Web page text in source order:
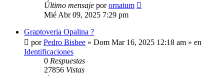
Último mensaje porornatum
Mié Abr 09, 2025 7:29 pm
Graptoveria Opalina ?
porPedro Bisbee » Dom Mar 16, 2025 12:18 am » en
Identificaciones
0 Respuestas
27856 Vistas